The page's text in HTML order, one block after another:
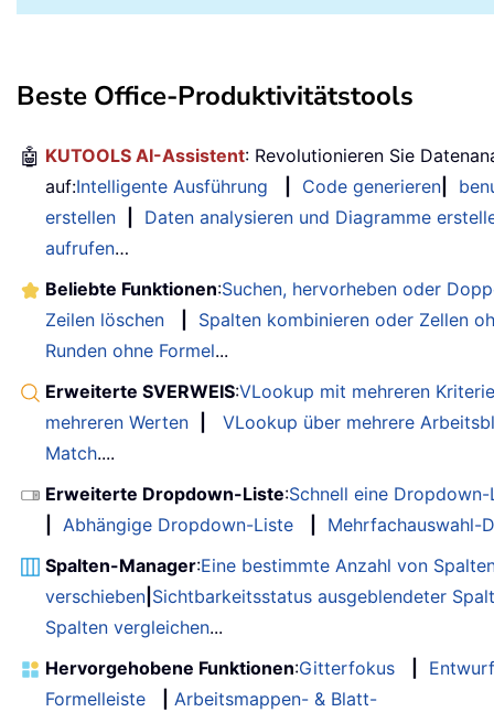
Beste Office-Produktivitätstools
🤖 KUTOOLS AI-Assistent: Revolutionieren Sie
auf:Intelligente Ausführung Code generieren
erstellen
Daten analysieren und Diagramme
aufrufen…
Beliebte Funktionen:Suchen, hervorheben oder
Zeilen löschen
Spalten kombinieren oder Zellen
Runden ohne Formel...
Erweiterte SVERWEIS:VLookup mit mehreren
mehreren Werten
VLookup über mehrere
Match....
Erweiterte Dropdown-Liste:Schnell eine
Abhängige Dropdown-Liste
Mehrfachauswahl-
Spalten-Manager:Eine bestimmte Anzahl von
verschieben Sichtbarkeitsstatus ausgeblendeter
Spalten vergleichen...
Hervorgehobene Funktionen:Gitterfokus
Entwurf
Formelleiste
Arbeitsmappen- & Blatt-